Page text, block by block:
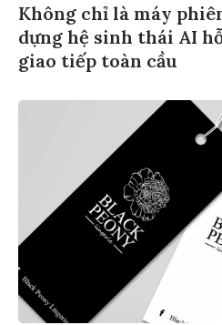
Không chỉ là máy
dựng hệ sinh thái AI
giao tiếp toàn cầu